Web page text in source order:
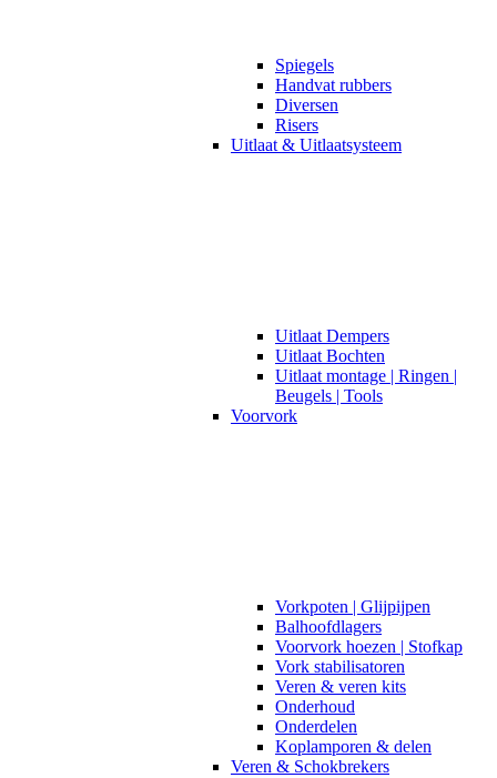
Spiegels
Handvat rubbers
Diversen
Risers
Uitlaat & Uitlaatsysteem
Uitlaat Dempers
Uitlaat Bochten
Uitlaat montage | Ringen |
Beugels | Tools
Voorvork
Vorkpoten | Glijpijpen
Balhoofdlagers
Voorvork hoezen | Stofkap
Vork stabilisatoren
Veren & veren kits
Onderhoud
Onderdelen
Koplamporen & delen
Veren & Schokbrekers